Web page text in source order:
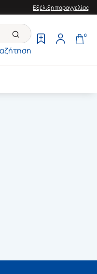
Εξέλιξη παραγγελίας
0